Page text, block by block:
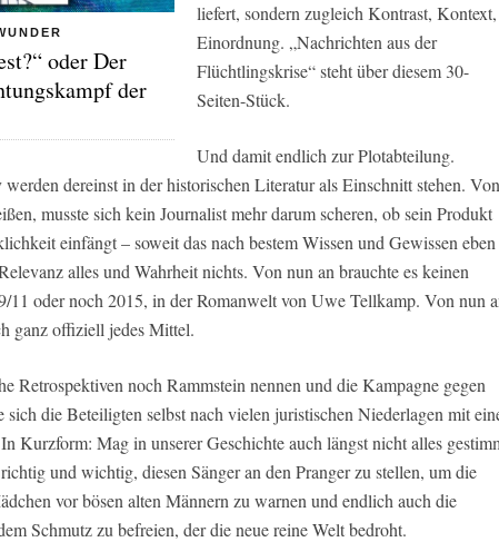
oder Der
der
liefert, sondern zugleich Kontrast, Kontext,
Einordnung. „Nachrichten aus der
Flüchtlingskrise“ steht über diesem 30-
Seiten-Stück.
Und damit endlich zur Plotabteilung.
dereinst in der historischen Literatur als Einschnitt stehen. Von
musste sich kein Journalist mehr darum scheren, ob sein Produkt
einfängt – soweit das nach bestem Wissen und Gewissen eben
alles und Wahrheit nichts. Von nun an brauchte es keinen
11 oder noch 2015, in der Romanwelt von Uwe Tellkamp. Von nun
ganz offiziell jedes Mittel.
Retrospektiven noch Rammstein nennen und die Kampagne gegen
die Beteiligten selbst nach vielen juristischen Niederlagen mit
Kurzform: Mag in unserer Geschichte auch längst nicht alles
und wichtig, diesen Sänger an den Pranger zu stellen, um die
vor bösen alten Männern zu warnen und endlich auch die
Schmutz zu befreien, der die neue reine Welt bedroht.